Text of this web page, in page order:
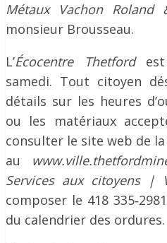
Métaux Vachon Roland
monsieur Brousseau.
L’Écocentre Thetford
samedi. Tout citoyen
détails sur les heures
ou les matériaux
consulter le site web de
au
Services aux citoyens |
composer le 418
du calendrier des ordures.